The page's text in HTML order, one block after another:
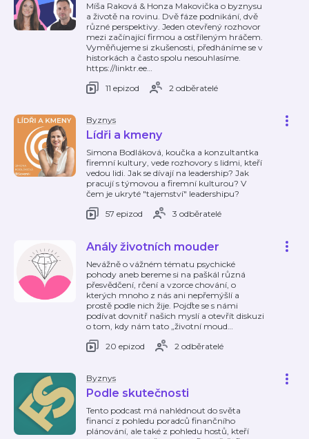
Míša Raková & Honza Makovička o byznysu
a životě na rovinu. Dvě fáze podnikání, dvě
různé perspektivy. Jeden otevřený rozhovor
mezi začínající firmou a ostříleným hráčem.
Vyměňujeme si zkušenosti, předháníme se v
historkách a často spolu nesouhlasíme.
https://linktr.ee…
11 epizod
2 odběratelé
Byznys
Lídři a kmeny
Simona Bodláková, koučka a konzultantka
firemní kultury, vede rozhovory s lidmi, kteří
vedou lidi. Jak se dívají na leadership? Jak
pracují s týmovou a firemní kulturou? V
čem je ukryté "tajemství" leadershipu?
57 epizod
3 odběratelé
Anály životních mouder
Nevážně o vážném tématu psychické
pohody aneb bereme si na paškál různá
přesvědčení, rčení a vzorce chování, o
kterých mnoho z nás ani nepřemýšlí a
prostě podle nich žije. Pojďte se s námi
podívat dovnitř našich myslí a otevřít diskuzi
o tom, kdy nám tato „životní moud…
20 epizod
2 odběratelé
Byznys
Podle skutečnosti
Tento podcast má nahlédnout do světa
financí z pohledu poradců finančního
plánování, ale také z pohledu hostů, kteří